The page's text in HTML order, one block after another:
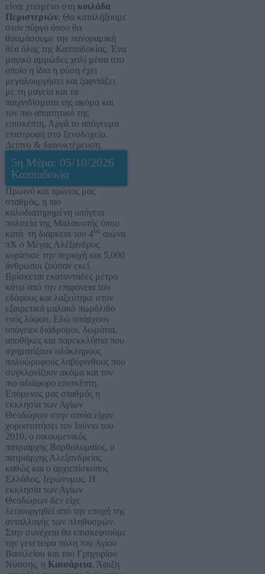
είναι χτισμένο στη κοιλάδα
Περιστεριών. Θα καταλήξουμε
στον πύργο όπου θα
θαυμάσουμε την πανοραμική
θέα όλης της Καππαδοκίας. Ένα
μαγικό αμμώδες χαλί μέσα στο
οποίο η ίδια η φύση έχει
μεγαλουργήσει και ξαφνιάζει
με τη μαγεία και τα
παιχνιδίσματα της ακόμα και
τον πιο απαιτητικό της
επισκέπτη. Αργά το απόγευμα
επιστροφή στο ξενοδοχείο.
Δείπνο & διανυκτέρευση.
5η Μέρα: 05/10/2026
Καππαδοκία
Πρωινό και πρώτος μας
σταθμός, η πιο
καλοδιατηρημένη υπόγεια
πολιτεία της Μαλακοπής όπου
κατά τη διάρκεια του 4ου αιώνα
πΧ ο Μέγας Αλέξανδρος
κυρίευσε την περιοχή και 5,000
άνθρωποι ζούσαν εκεί.
Βρίσκεται εκατοντάδες μέτρα
κάτω από την επιφάνεια του
εδάφους και λαξεύτηκε στον
εξαιρετικά μαλακό πωρόλιθο
ενός λόφου. Εδώ υπάρχουν
υπόγειοι διάδρομοι, δωμάτια,
αποθήκες και παρεκκλήσια που
σχηματίζουν ολόκληρους
πολυώροφους λαβύρινθους που
συγκλονίζουν ακόμα και τον
πιο αδιάφορο επισκέπτη.
Επόμενος μας σταθμός η
εκκλησία των Αγίων
Θεοδώρων στην οποία είχαν
χοροστατήσει τον Ιούνιο του
2010, ο οικουμενικός
πατριάρχης Βαρθολομαίος, ο
πατριάρχης Αλεξανδρείας
καθώς και ο αρχιεπίσκοπος
Ελλάδος, Ιερώνυμος. Η
εκκλησία των Αγίων
Θεοδώρων δεν είχε
λειτουργηθεί από την εποχή της
ανταλλαγής των πληθυσμών.
Στην συνέχεια θα επισκεφτούμε
την γενέτειρα πόλη του Αγίου
Βασιλείου και του Γρηγορίου
Νύσσης, η Καισάρεια. Άφιξη